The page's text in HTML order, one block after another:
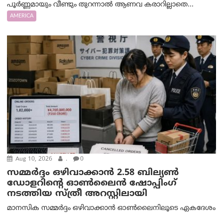
പൂർണ്ണമായും വീണ്ടും തുറന്നാൽ ആണവ കരാറില്ലാതെ...
AMERICA
Aug 10, 2026 . 0
സമ്മര്‍ദ്ദം ഒഴിവാക്കാന്‍ 2.58 ബില്യൺ
ഡോളറിന്റെ ഓണ്‍ലൈന്‍ ഷോപ്പിംഗ്
നടത്തിയ സ്ത്രീ അറസ്റ്റിലായി
മാനസിക സമ്മര്‍ദ്ദം ഒഴിവാക്കാന്‍ ഓണ്‍ലൈനിലൂടെ ഏകദേശം